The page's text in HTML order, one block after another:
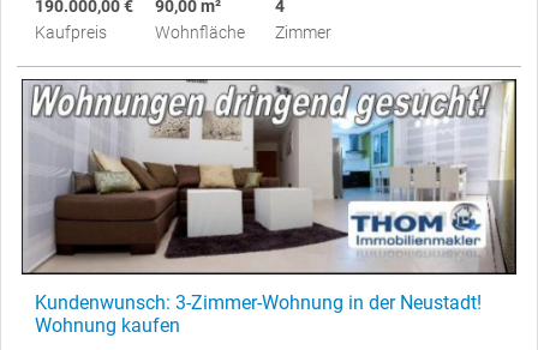
190.000,00 €
Kaufpreis
90,00 m²
Wohnfläche
4
Zimmer
Kundenwunsch: 3-Zimmer-Wohnung in der Neustadt!
Wohnung kaufen